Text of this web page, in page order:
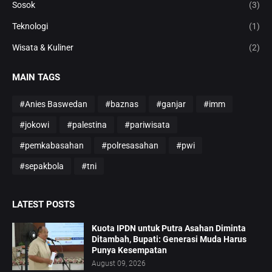
Sosok (3)
Teknologi (1)
Wisata & Kuliner (2)
MAIN TAGS
#Anies Baswedan #baznas #ganjar #imm
#jokowi #palestina #pariwisata
#pemkabasahan #polresasahan #pwi
#sepakbola #tni
LATEST POSTS
Kuota IPDN untuk Putra Asahan Diminta
Ditambah, Bupati: Generasi Muda Harus
Punya Kesempatan
August 09, 2026